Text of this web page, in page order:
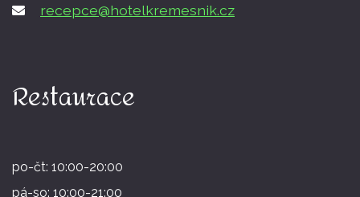
recepce@hotelkremesnik.cz
Restaurace
po-čt: 10:00-20:00
pá-so: 10:00-21:00